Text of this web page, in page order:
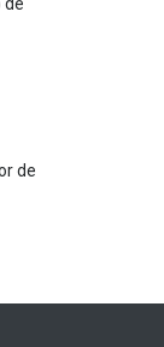
de
de